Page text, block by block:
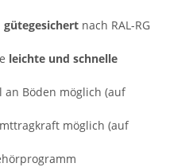
gütegesichert nach RAL-RG
leichte und schnelle
an Böden möglich (auf
möglich (auf